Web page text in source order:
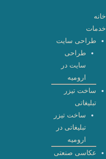
خانه
خدمات
طراحی سایت
طراحی
سایت در
ارومیه
ساخت تیزر
تبلیغاتی
ساخت تیزر
تبلیغاتی در
ارومیه
عکاسی صنعتی